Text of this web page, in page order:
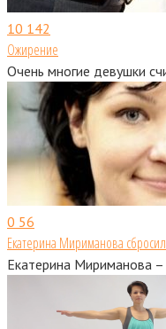
10 142
Ожирение
Очень многие девушки
0 56
Екатерина Мириманова
Екатерина Мириманова